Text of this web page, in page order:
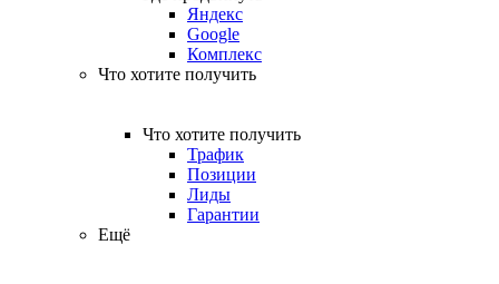
Яндекс
Google
Комплекс
Что хотите получить
Что хотите получить
Трафик
Позиции
Лиды
Гарантии
Ещё